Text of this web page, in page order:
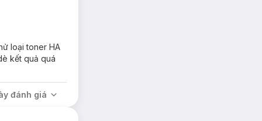
loại toner HA
kết quả quá
đánh giá